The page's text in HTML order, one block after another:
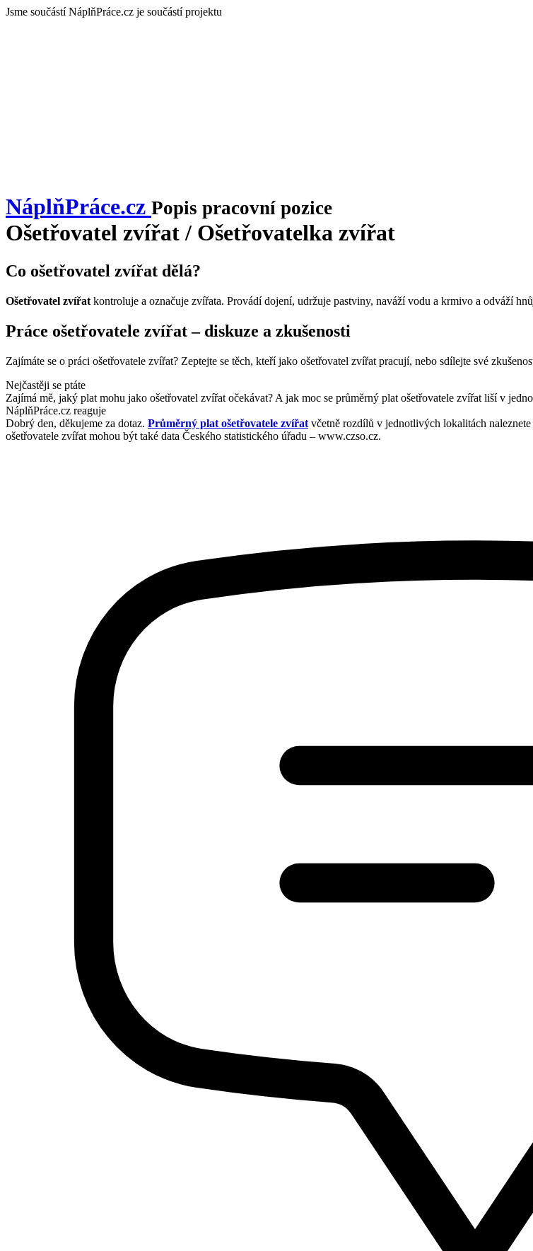
Jsme součástí NáplňPráce.cz je součástí projektu
NáplňPráce.cz Popis pracovní pozice
Ošetřovatel zvířat / Ošetřovatelka zvířat
Co ošetřovatel zvířat dělá?
Ošetřovatel zvířat kontroluje a označuje zvířata. Provádí dojení, udržuje pastviny, naváží vodu a krmivo a odváží
Práce ošetřovatele zvířat – diskuze a zkušenosti
Zajímáte se o práci ošetřovatele zvířat? Zeptejte se těch, kteří jako ošetřovatel zvířat pracují, nebo sdílejte své
Nejčastěji se ptáte
Zajímá mě, jaký plat mohu jako ošetřovatel zvířat očekávat? A jak moc se průměrný plat ošetřovatele zvířat liší v
NáplňPráce.cz reaguje
Dobrý den, děkujeme za dotaz. Průměrný plat ošetřovatele zvířat včetně rozdílů v jednotlivých lokalitách
ošetřovatele zvířat mohou být také data Českého statistického úřadu – www.czso.cz.